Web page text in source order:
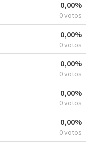
0,00%
0 votos
0,00%
0 votos
0,00%
0 votos
0,00%
0 votos
0,00%
0 votos